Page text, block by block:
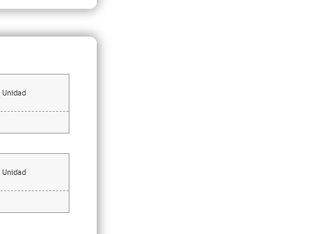
Unidad
Unidad